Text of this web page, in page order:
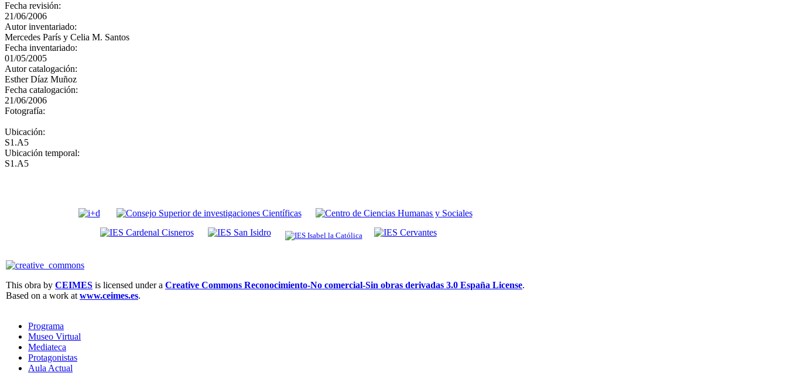
Fecha revisión:
21/06/2006
Autor inventariado:
Mercedes París y Celia M. Santos
Fecha inventariado:
01/05/2005
Autor catalogación:
Esther Díaz Muñoz
Fecha catalogación:
21/06/2006
Fotografía:
Ubicación:
S1.A5
Ubicación temporal:
S1.A5
This obra by CEIMES is licensed under a Creative Commons Reconocimiento-No comercial-Sin obras derivadas 3.0 España License.
Based on a work at www.ceimes.es.
Programa
Museo Virtual
Mediateca
Protagonistas
Aula Actual